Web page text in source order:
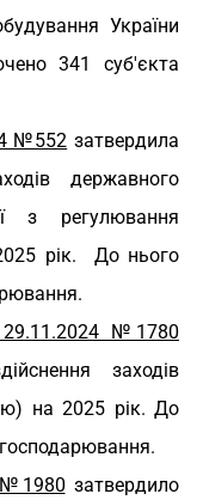
України
341 суб'єкта
№552 затвердила
державного
з регулювання
рік. До нього
№1780
заходів
на 2025 рік. До
№1980 затвердило